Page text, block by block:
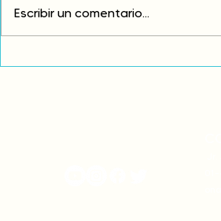
Escribir un comentario...